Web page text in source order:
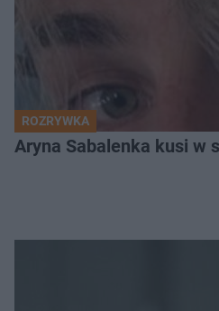
ROZRYWKA
Aryna Sabalenka kusi w